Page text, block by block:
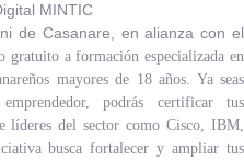
MIN​TIC
de Casanare, en alianza con el
gratuito a formación especializada en
mayores de 18 años. Ya seas
podrás certificar tus
líderes del sector como Cisco, IBM,
busca fortalecer y ampliar tus